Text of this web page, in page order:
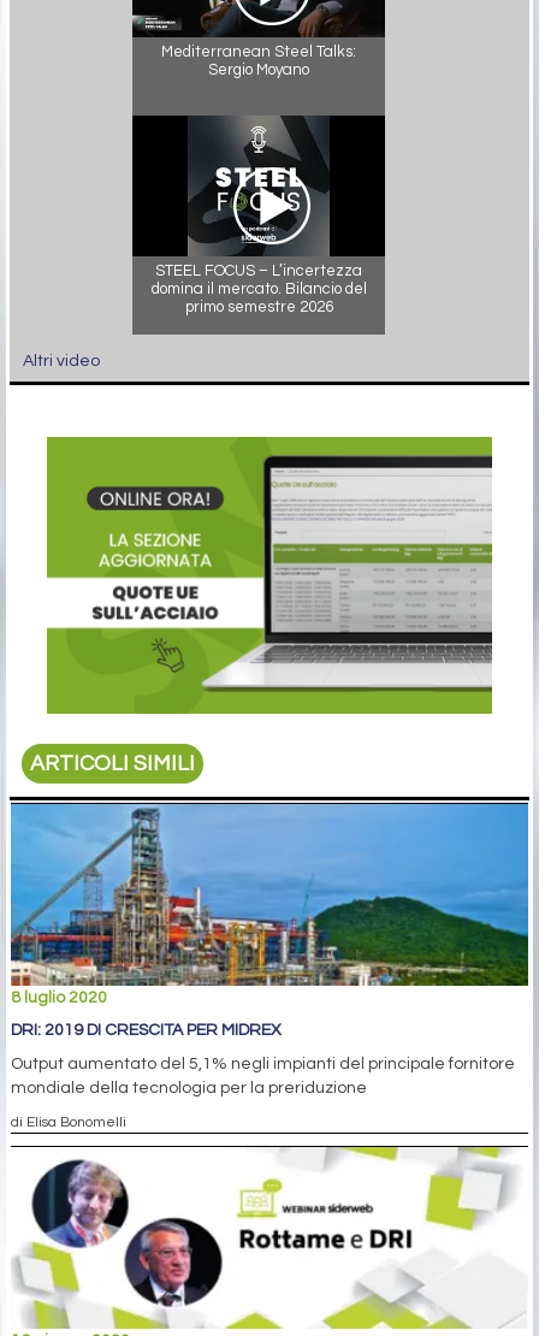
Mediterranean Steel Talks:
Sergio Moyano
STEEL FOCUS – L’incertezza
domina il mercato. Bilancio del
primo semestre 2026
Altri video
ARTICOLI SIMILI
8 luglio 2020
DRI: 2019 DI CRESCITA PER MIDREX
Output aumentato del 5,1% negli impianti del principale fornitore
mondiale della tecnologia per la preriduzione
di Elisa Bonomelli